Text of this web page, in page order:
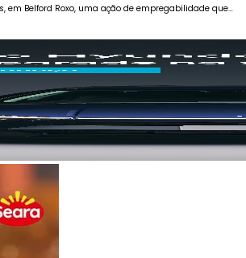
Belford Roxo, uma ação de empregabilidade que…